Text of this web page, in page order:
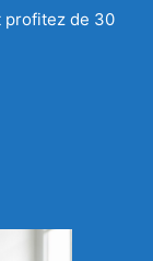
profitez de 30